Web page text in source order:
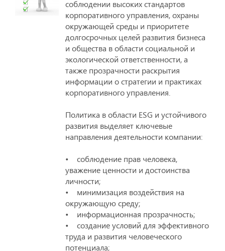
соблюдении высоких стандартов
корпоративного управления, охраны
окружающей среды и приоритете
долгосрочных целей развития бизнеса
и общества в области социальной и
экологической ответственности, а
также прозрачности раскрытия
информации о стратегии и практиках
корпоративного управления.
Политика в области ESG и устойчивого
развития выделяет ключевые
направления деятельности компании:
• соблюдение прав человека,
уважение ценности и достоинства
личности;
• минимизация воздействия на
окружающую среду;
• информационная прозрачность;
• создание условий для эффективного
труда и развития человеческого
потенциала;